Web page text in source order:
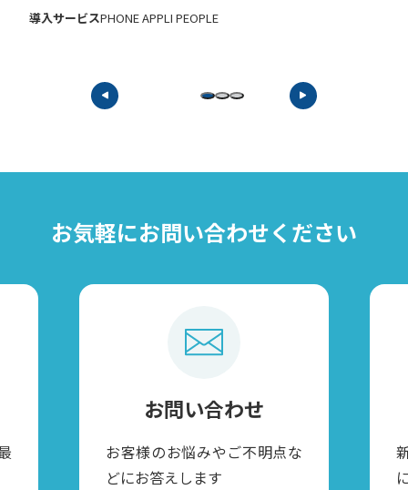
導入サービスPHONE APPLI PEOPLE
お気軽にお問い合わせください
お問い合わせ
お客様のお悩みやご不明点な
どにお答えします